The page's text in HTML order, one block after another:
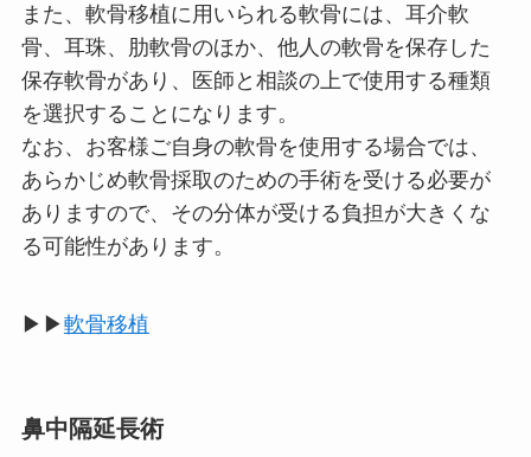
また、軟骨移植に用いられる軟骨には、耳介軟
骨、耳珠、肋軟骨のほか、他人の軟骨を保存した
保存軟骨があり、医師と相談の上で使用する種類
を選択することになります。
なお、お客様ご自身の軟骨を使用する場合では、
あらかじめ軟骨採取のための手術を受ける必要が
ありますので、その分体が受ける負担が大きくな
る可能性があります。
▶▶軟骨移植
鼻中隔延長術